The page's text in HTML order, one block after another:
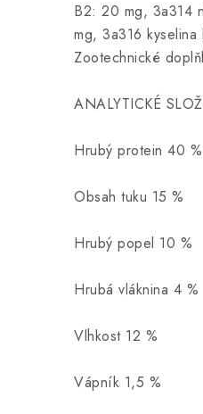
B2: 20 mg, 3a314
mg, 3a316
Zootechnické
ANALYTICKÉ
Hrubý protein 40 %
Obsah tuku 15 %
Hrubý popel 10 %
Hrubá vláknina 4 %
Vlhkost 12 %
Vápník 1,5 %